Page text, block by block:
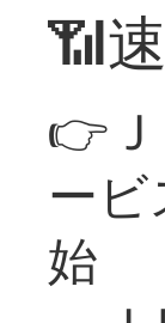
📶
👉
ー
始